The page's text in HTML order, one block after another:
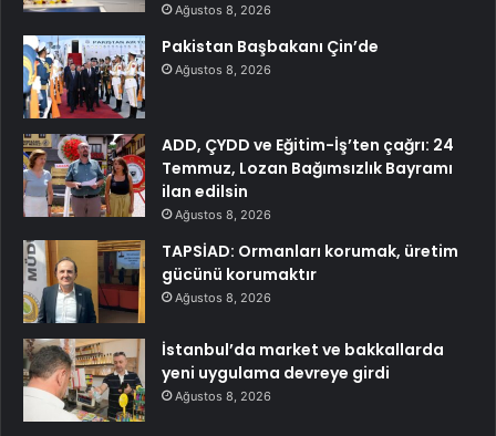
Ağustos 8, 2026
Pakistan Başbakanı Çin’de
Ağustos 8, 2026
ADD, ÇYDD ve Eğitim-İş’ten çağrı: 24
Temmuz, Lozan Bağımsızlık Bayramı
ilan edilsin
Ağustos 8, 2026
TAPSİAD: Ormanları korumak, üretim
gücünü korumaktır
Ağustos 8, 2026
İstanbul’da market ve bakkallarda
yeni uygulama devreye girdi
Ağustos 8, 2026